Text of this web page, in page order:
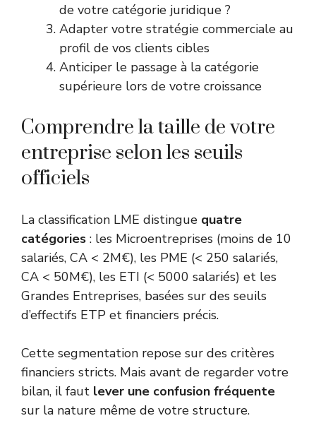
de votre catégorie juridique ?
Adapter votre stratégie commerciale au
profil de vos clients cibles
Anticiper le passage à la catégorie
supérieure lors de votre croissance
Comprendre la taille de votre
entreprise selon les seuils
officiels
La classification LME distingue quatre
catégories : les Microentreprises (moins de 10
salariés, CA < 2M€), les PME (< 250 salariés,
CA < 50M€), les ETI (< 5000 salariés) et les
Grandes Entreprises, basées sur des seuils
d’effectifs ETP et financiers précis.
Cette segmentation repose sur des critères
financiers stricts. Mais avant de regarder votre
bilan, il faut lever une confusion fréquente
sur la nature même de votre structure.